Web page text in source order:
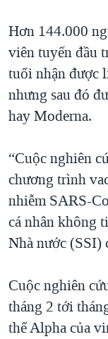
Hơn 144.000
viên tuyến đầu
tuổi nhận được
nhưng sau đó
hay Moderna.
“Cuộc nghiên
chương trình
nhiễm SARS-
cá nhân không
Nhà nước (SSI)
Cuộc nghiên
tháng 2 tới
thể Alpha của